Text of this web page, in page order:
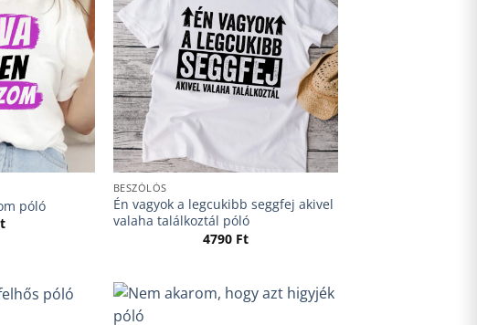
póló
BESZÓLÓS
Én vagyok a legcukibb seggfej akivel
valaha találkoztál póló
4790 Ft